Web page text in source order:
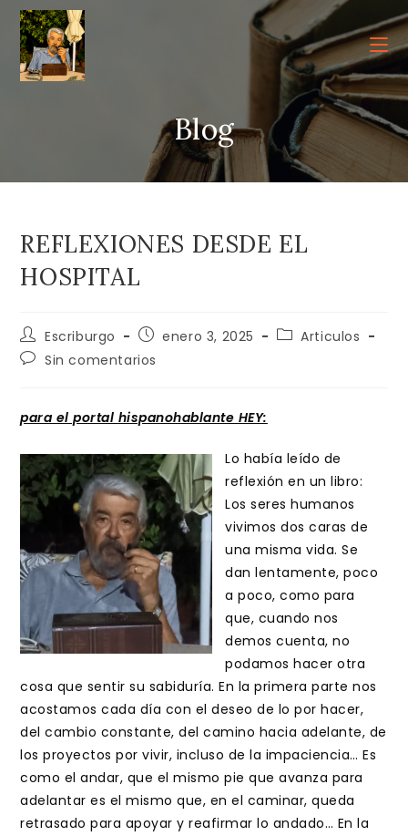
contenido
Blog
REFLEXIONES DESDE EL
HOSPITAL
Autor
de
la
Escriburgo
Publicación
de
la
enero 3, 2025
Categoría
Articulos
Comentarios
entrada:
Sin comentarios
para el portal hispanohablante HEY:
Lo había leído de
reflexión en un libro:
Los seres humanos
vivimos dos caras de
una misma vida. Se
dan lentamente, poco
a poco, como para
que, cuando nos
demos cuenta, no
podamos hacer otra
cosa que sentir su sabiduría. En la primera parte nos
acostamos cada día con el deseo de lo por hacer,
del cambio constante, del camino hacia adelante, de
los proyectos por vivir, incluso de la impaciencia… Es
como el andar, que el mismo pie que avanza para
adelantar es el mismo que, en el caminar, queda
retrasado para apoyar y reafirmar lo andado… En la